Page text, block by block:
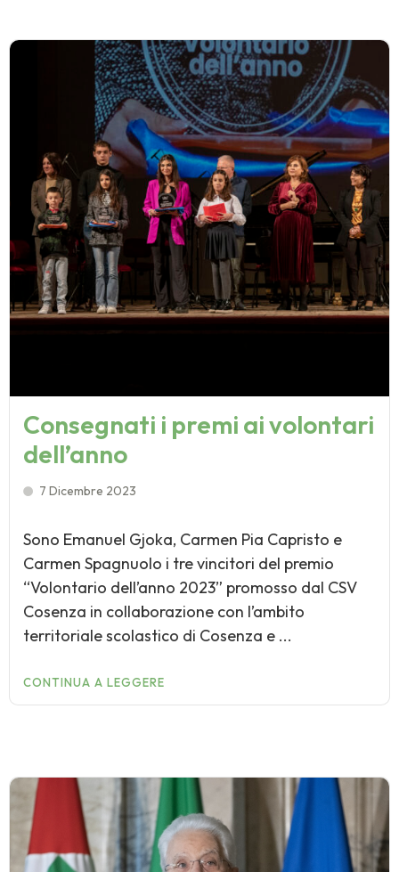
Consegnati i premi ai volontari
dell’anno
7 Dicembre 2023
Sono Emanuel Gjoka, Carmen Pia Capristo e
Carmen Spagnuolo i tre vincitori del premio
“Volontario dell’anno 2023” promosso dal CSV
Cosenza in collaborazione con l’ambito
territoriale scolastico di Cosenza e ...
CONTINUA A LEGGERE